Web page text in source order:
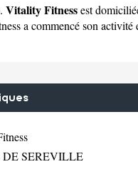
Vitality Fitnessest
a commencé son activité
DE SEREVILLE